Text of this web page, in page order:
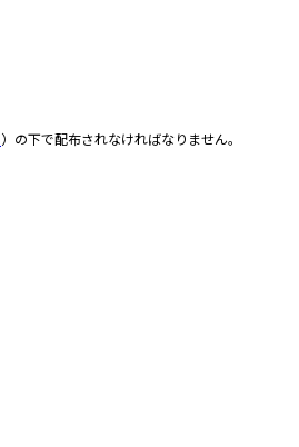
）の下で配布されなければなりません。